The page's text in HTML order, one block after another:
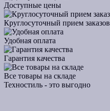
Доступные цены
Круглосуточный прием заказов
Удобная оплата
Гарантия качества
Все товары на складе
Техностиль - это выгодно